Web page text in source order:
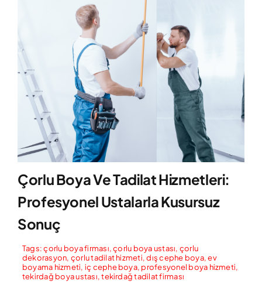
Çorlu Boya Ve Tadilat Hizmetleri:
Profesyonel Ustalarla Kusursuz
Sonuç
Tags:çorlu boya firması,çorlu boya ustası, çorlu
dekorasyon, çorlu tadilat hizmeti,dış cephe boya,ev
boyama hizmeti, iç cephe boya, profesyonel boya hizmeti,
tekirdağ boya ustası,tekirdağ tadilat firması